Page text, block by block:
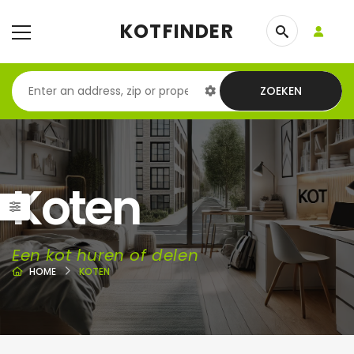
KOTFINDER
ZOEKEN
Koten
Een kot huren of delen
HOME KOTEN